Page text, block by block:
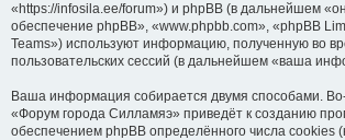
«https://infosila.ee/forum») и phpBB (в дальнейшем
обеспечение phpBB», «www.phpbb.com», «phpBB
Teams») используют информацию, полученную во
пользовательских сессий (в дальнейшем «ваша
Ваша информация собирается двумя способами.
«Форум города Силламяэ» приведёт к созданию
обеспечением phpBB определённого числа cookies